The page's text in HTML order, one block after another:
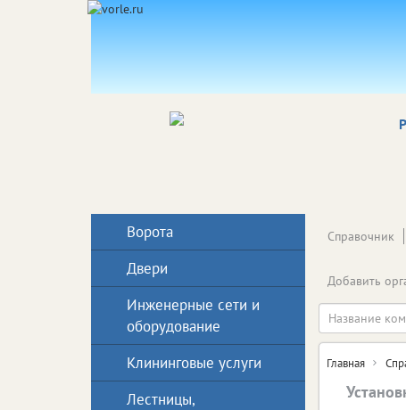
Справочник
Добавить
Главная
Ворота
Двери
Инженерные сети и
оборудование
Клининговые услуги
Лестницы,